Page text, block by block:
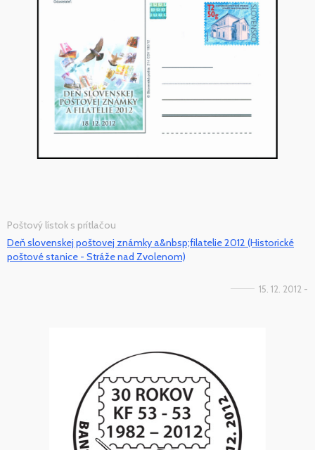
Poštový lístok s prítlačou
Deň slovenskej poštovej známky a&nbsp;filatelie 2012 (Historické
poštové stanice - Stráže nad Zvolenom)
15. 12. 2012 -